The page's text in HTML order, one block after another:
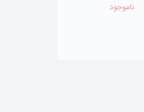
ناموجود